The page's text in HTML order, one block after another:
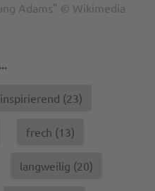
Adams" © Wikimedia
inspirierend (23)
frech (13)
langweilig (20)